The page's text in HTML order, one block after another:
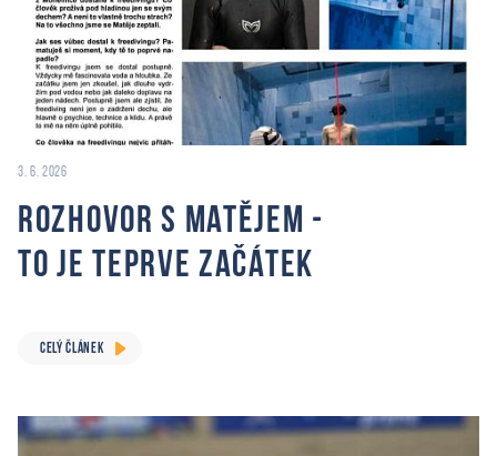
3. 6. 2026
Rozhovor s Matějem -
to je teprve začátek
CELÝ ČLÁNEK